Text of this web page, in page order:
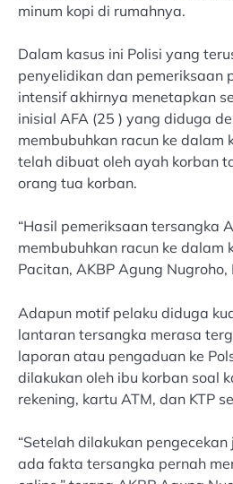
minum kopi di rumahnya.
Dalam kasus ini Polisi yang
penyelidikan dan pemeriksaan
intensif akhirnya menetapkan
inisial AFA (25 ) yang diduga
membubuhkan racun ke dalam
telah dibuat oleh ayah korban
orang tua korban.
“Hasil pemeriksaan tersangka
membubuhkan racun ke dalam
Pacitan, AKBP Agung
Adapun motif pelaku diduga
lantaran tersangka merasa
laporan atau pengaduan ke
dilakukan oleh ibu korban soal
rekening, kartu ATM, dan KTP
“Setelah dilakukan
ada fakta tersangka pernah